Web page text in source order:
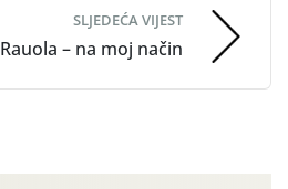
SLJEDEĆA VIJEST
Rauola – na moj način